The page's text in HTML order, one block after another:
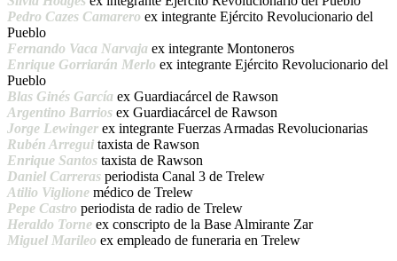
Pedro Cazes Camarero ex integrante Ejército Revolucionario del
Pueblo
Fernando Vaca Narvaja ex integrante Montoneros
Enrique Gorriarán Merlo ex integrante Ejército Revolucionario del
Pueblo
Blas Ginés García ex Guardiacárcel de Rawson
Argentino Barrios ex Guardiacárcel de Rawson
Jorge Lewinger ex integrante Fuerzas Armadas Revolucionarias
Rubén Arregui taxista de Rawson
Enrique Santos taxista de Rawson
Daniel Carreras periodista Canal 3 de Trelew
Atilio Viglione médico de Trelew
Pepe Castro periodista de radio de Trelew
Heraldo Torne ex conscripto de la Base Almirante Zar
Miguel Marileo ex empleado de funeraria en Trelew